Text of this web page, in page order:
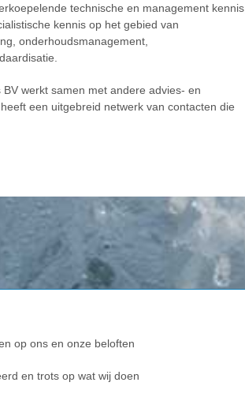
technische en management kennis,
kennis op het gebied van
onderhoudsmanagement,
werkt samen met andere advies- en
een uitgebreid netwerk van contacten die
op ons en onze beloften
en trots op wat wij doen